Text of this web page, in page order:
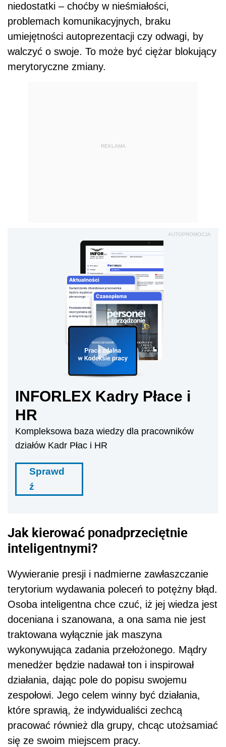
niedostatki – choćby w nieśmiałości,
problemach komunikacyjnych, braku
umiejętności autoprezentacji czy odwagi, by
walczyć o swoje. To może być ciężar blokujący
merytoryczne zmiany.
REKLAMA
AUTOPROMOCJA
INFORLEX Kadry Płace i
HR
Kompleksowa baza wiedzy dla pracowników
działów Kadr Płac i HR
Sprawd
ź
Jak kierować ponadprzeciętnie
inteligentnymi?
Wywieranie presji i nadmierne zawłaszczanie
terytorium wydawania poleceń to potężny błąd.
Osoba inteligentna chce czuć, iż jej wiedza jest
doceniana i szanowana, a ona sama nie jest
traktowana wyłącznie jak maszyna
wykonywująca zadania przełożonego. Mądry
menedżer będzie nadawał ton i inspirował
działania, dając pole do popisu swojemu
zespołowi. Jego celem winny być działania,
które sprawią, że indywidualiści zechcą
pracować również dla grupy, chcąc utożsamiać
się ze swoim miejscem pracy.